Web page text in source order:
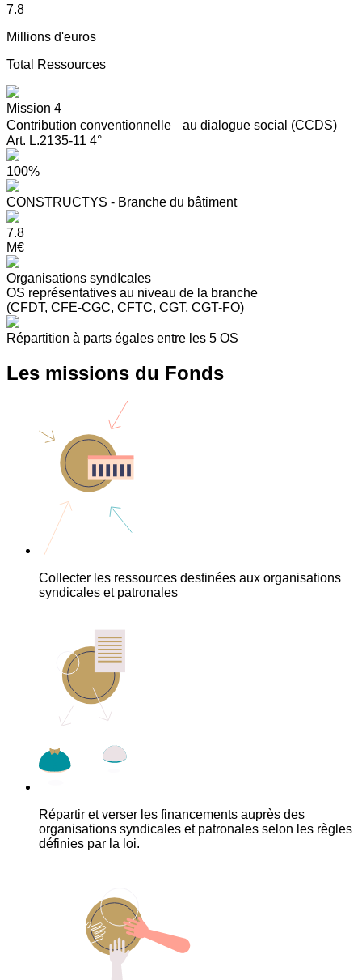
7.8
Millions d'euros
Total Ressources
Mission 4
Contribution conventionnelle au dialogue social (CCDS)
Art. L.2135-11 4°
100%
CONSTRUCTYS - Branche du bâtiment
7.8
M€
Organisations syndIcales
OS représentatives au niveau de la branche
(CFDT, CFE-CGC, CFTC, CGT, CGT-FO)
Répartition à parts égales entre les 5 OS
Les missions du Fonds
Collecter les ressources destinées aux organisations
syndicales et patronales
Répartir et verser les financements auprès des
organisations syndicales et patronales selon les règles
définies par la loi.